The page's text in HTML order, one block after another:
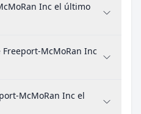
Inc el último
McMoRan Inc
McMoRan Inc el